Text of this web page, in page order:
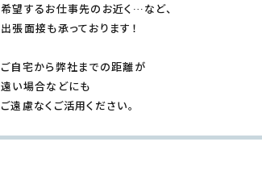
希望するお仕事先のお近く…など、
出張面接も承っております！
ご自宅から弊社までの距離が
遠い場合などにも
ご遠慮なくご活用ください。